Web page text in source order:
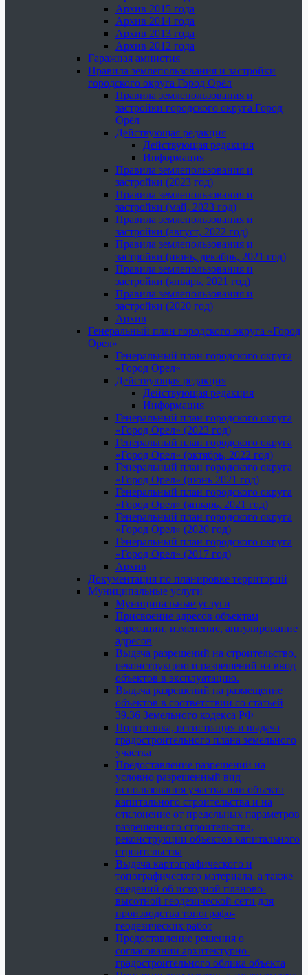
Архив 2015 года
Архив 2014 года
Архив 2013 года
Архив 2012 года
Гаражная амнистия
Правила землепользования и застройки
городского округа Город Орёл
Правила землепользования и
застройки городского округа Город
Орёл
Действующая редакция
Действующая редакция
Информация
Правила землепользования и
застройки (2023 год)
Правила землепользования и
застройки (май, 2023 год)
Правила землепользования и
застройки (август, 2022 год)
Правила землепользования и
застройки (июнь, декабрь, 2021 год)
Правила землепользования и
застройки (январь, 2021 год)
Правила землепользования и
застройки (2020 год)
Архив
Генеральный план городского округа «Город
Орел»
Генеральный план городского округа
«Город Орел»
Действующая редакция
Действующая редакция
Информация
Генеральный план городского округа
«Город Орел» (2023 год)
Генеральный план городского округа
«Город Орел» (октябрь, 2022 год)
Генеральный план городского округа
«Город Орел» (июнь 2021 год)
Генеральный план городского округа
«Город Орел» (январь, 2021 год)
Генеральный план городского округа
«Город Орел» (2020 год)
Генеральный план городского округа
«Город Орел» (2017 год)
Архив
Документация по планировке территорий
Муниципальные услуги
Муниципальные услуги
Присвоение адресов объектам
адресации, изменение, аннулирование
адресов
Выдача разрешений на строительство,
реконструкцию и разрешений на ввод
объектов в эксплуатацию.
Выдача разрешений на размещение
объектов в соответствии со статьей
39.36 Земельного кодекса РФ
Подготовка, регистрация и выдача
градостроительного плана земельного
участка
Предоставление разрешений на
условно разрешенный вид
использования участка или объекта
капитального строительства и на
отклонение от предельных параметров
разрешенного строительства,
реконструкции объектов капитального
строительства
Выдача картографического и
топографического материала, а также
сведений об исходной планово-
высотной геодезической сети для
производства топографо-
геодезических работ
Предоставление решения о
согласовании архитектурно-
градостроительного облика объекта